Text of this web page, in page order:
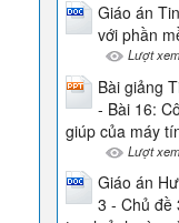
Giáo án
với phần
Lượt
Bài giảng
- Bài 16:
giúp của máy
Lượt
Giáo án
3 - Chủ đề